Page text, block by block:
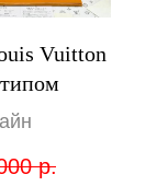
Vuitton
р.